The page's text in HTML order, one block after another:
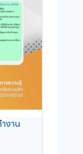
งาน